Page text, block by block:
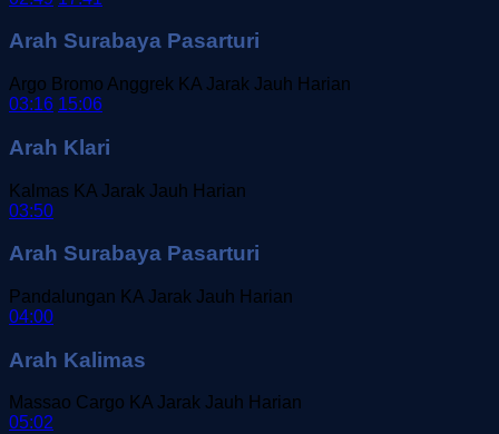
Arah Surabaya Pasarturi
Argo Bromo Anggrek KA Jarak Jauh Harian
03:16 15:06
Arah Klari
Kalmas KA Jarak Jauh Harian
03:50
Arah Surabaya Pasarturi
Pandalungan KA Jarak Jauh Harian
04:00
Arah Kalimas
Massao Cargo KA Jarak Jauh Harian
05:02